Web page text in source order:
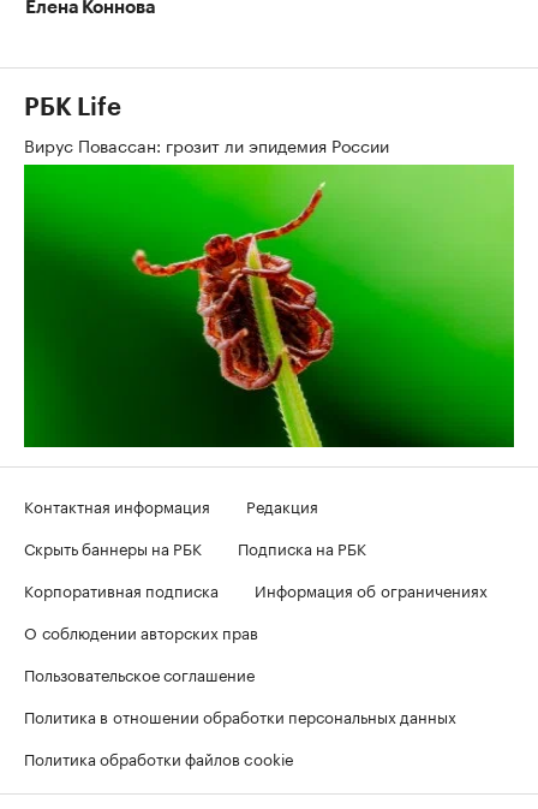
Елена Коннова
РБК Life
Вирус Повассан: грозит ли эпидемия России
Контактная информация
Редакция
Скрыть баннеры на РБК
Подписка на РБК
Корпоративная подписка
Информация об ограничениях
О соблюдении авторских прав
Пользовательское соглашение
Политика в отношении обработки персональных данных
Политика обработки файлов cookie